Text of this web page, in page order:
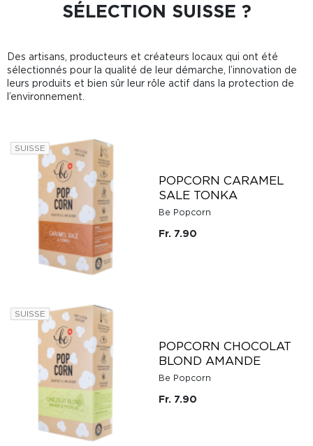
SÉLECTION SUISSE ?
Des artisans, producteurs et créateurs locaux qui ont été
sélectionnés pour la qualité de leur démarche, l’innovation de
leurs produits et bien sûr leur rôle actif dans la protection de
l’environnement.
SUISSE
POPCORN CARAMEL
SALE TONKA
Be Popcorn
Fr. 7.90
SUISSE
POPCORN CHOCOLAT
BLOND AMANDE
Be Popcorn
Fr. 7.90